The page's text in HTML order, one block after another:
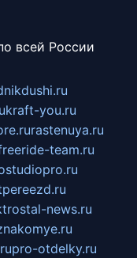
всей России
kraft-you.ru
rastenuya.ru
team.ru
news.ru
pro-otdelky.ru